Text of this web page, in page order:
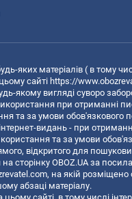
яких матеріалів ( в тому
сайті https://
якому вигляді суворо
при отриманні
та за умови обов'язкового
видань - при
та за умови
відкритого для
сторінку OBOZ.UA за
, на якій розміщено
абзаці матеріалу.